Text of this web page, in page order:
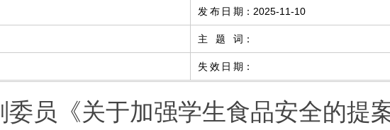
发布日期 ： 2025-11-10
主题词 ：
失效日期 ：
委员《关于加强学生食品安全的提